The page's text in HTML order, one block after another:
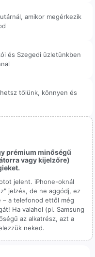
amikor megérkezik
és Szegedi üzletünkben
tőlünk, könnyen és
prémium minőségű
vagy kijelzőre)
jelent. iPhone-oknál
jelzés, de ne aggódj, ez
– a telefonod ettől még
Ha valahol (pl. Samsung
az alkatrész, azt a
neked.